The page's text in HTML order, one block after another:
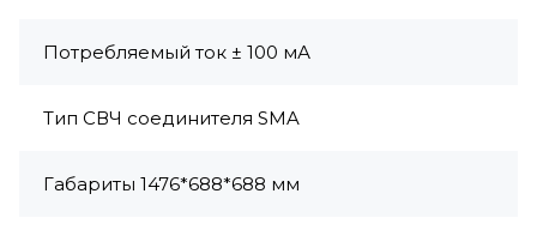
Потребляемый ток ± 100 мА
Тип СВЧ соединителя SMA
Габариты 1476*688*688 мм